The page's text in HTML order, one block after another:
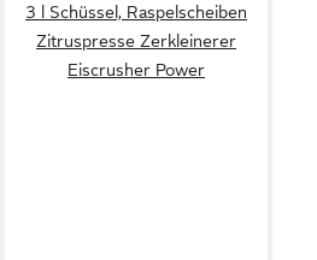
3 l Schüssel, Raspelscheiben
Zitruspresse Zerkleinerer
Eiscrusher Power